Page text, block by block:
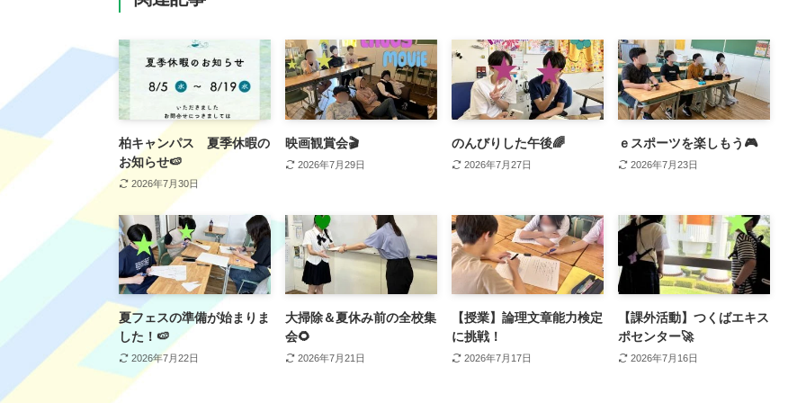
柏キャンパス 夏季休暇の
お知らせ🍉
2026年7月30日
映画観賞会🎬
2026年7月29日
のんびりした午後🌈
2026年7月27日
ｅスポーツを楽しもう🎮
2026年7月23日
夏フェスの準備が始まりま
した！🍉
2026年7月22日
大掃除＆夏休み前の全校集
会🌻
2026年7月21日
【授業】論理文章能力検定
に挑戦！
2026年7月17日
【課外活動】つくばエキス
ポセンター🚀
2026年7月16日